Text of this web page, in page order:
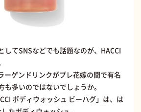
してSNSなどでも話題なのが、HACCI
ーゲンドリンクがプレ花嫁の間で有名
も多いのではないでしょうか。
ボディウォッシュ ビーハグ」は、は